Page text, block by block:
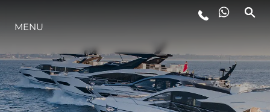
INNOWACJA
MENU